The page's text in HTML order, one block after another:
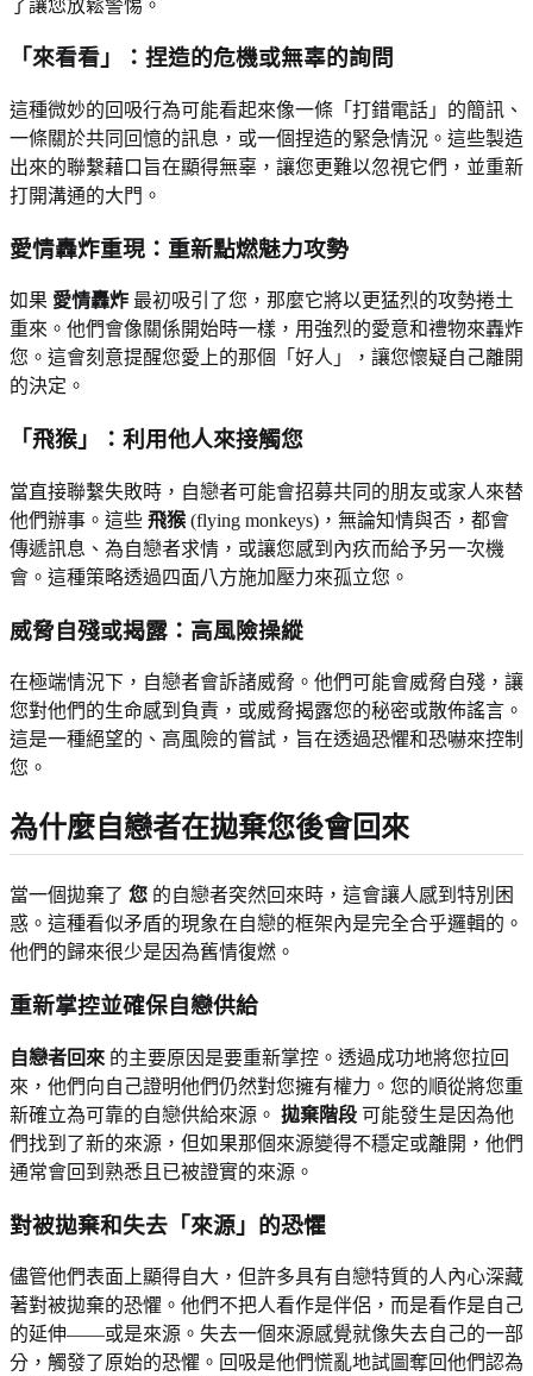
了讓您放鬆警惕。
「來看看」：捏造的危機或無辜的詢問
這種微妙的回吸行為可能看起來像一條「打錯電話」的簡訊、
一條關於共同回憶的訊息，或一個捏造的緊急情況。這些製造
出來的聯繫藉口旨在顯得無辜，讓您更難以忽視它們，並重新
打開溝通的大門。
愛情轟炸重現：重新點燃魅力攻勢
如果 愛情轟炸 最初吸引了您，那麼它將以更猛烈的攻勢捲土
重來。他們會像關係開始時一樣，用強烈的愛意和禮物來轟炸
您。這會刻意提醒您愛上的那個「好人」，讓您懷疑自己離開
的決定。
「飛猴」：利用他人來接觸您
當直接聯繫失敗時，自戀者可能會招募共同的朋友或家人來替
他們辦事。這些 飛猴 (flying monkeys)，無論知情與否，都會
傳遞訊息、為自戀者求情，或讓您感到內疚而給予另一次機
會。這種策略透過四面八方施加壓力來孤立您。
威脅自殘或揭露：高風險操縱
在極端情況下，自戀者會訴諸威脅。他們可能會威脅自殘，讓
您對他們的生命感到負責，或威脅揭露您的秘密或散佈謠言。
這是一種絕望的、高風險的嘗試，旨在透過恐懼和恐嚇來控制
您。
為什麼自戀者在拋棄您後會回來
當一個拋棄了 您 的自戀者突然回來時，這會讓人感到特別困
惑。這種看似矛盾的現象在自戀的框架內是完全合乎邏輯的。
他們的歸來很少是因為舊情復燃。
重新掌控並確保自戀供給
自戀者回來 的主要原因是要重新掌控。透過成功地將您拉回
來，他們向自己證明他們仍然對您擁有權力。您的順從將您重
新確立為可靠的自戀供給來源。 拋棄階段 可能發生是因為他
們找到了新的來源，但如果那個來源變得不穩定或離開，他們
通常會回到熟悉且已被證實的來源。
對被拋棄和失去「來源」的恐懼
儘管他們表面上顯得自大，但許多具有自戀特質的人內心深藏
著對被拋棄的恐懼。他們不把人看作是伴侶，而是看作是自己
的延伸——或是來源。失去一個來源感覺就像失去自己的一部
分，觸發了原始的恐懼。回吸是他們慌亂地試圖奪回他們認為